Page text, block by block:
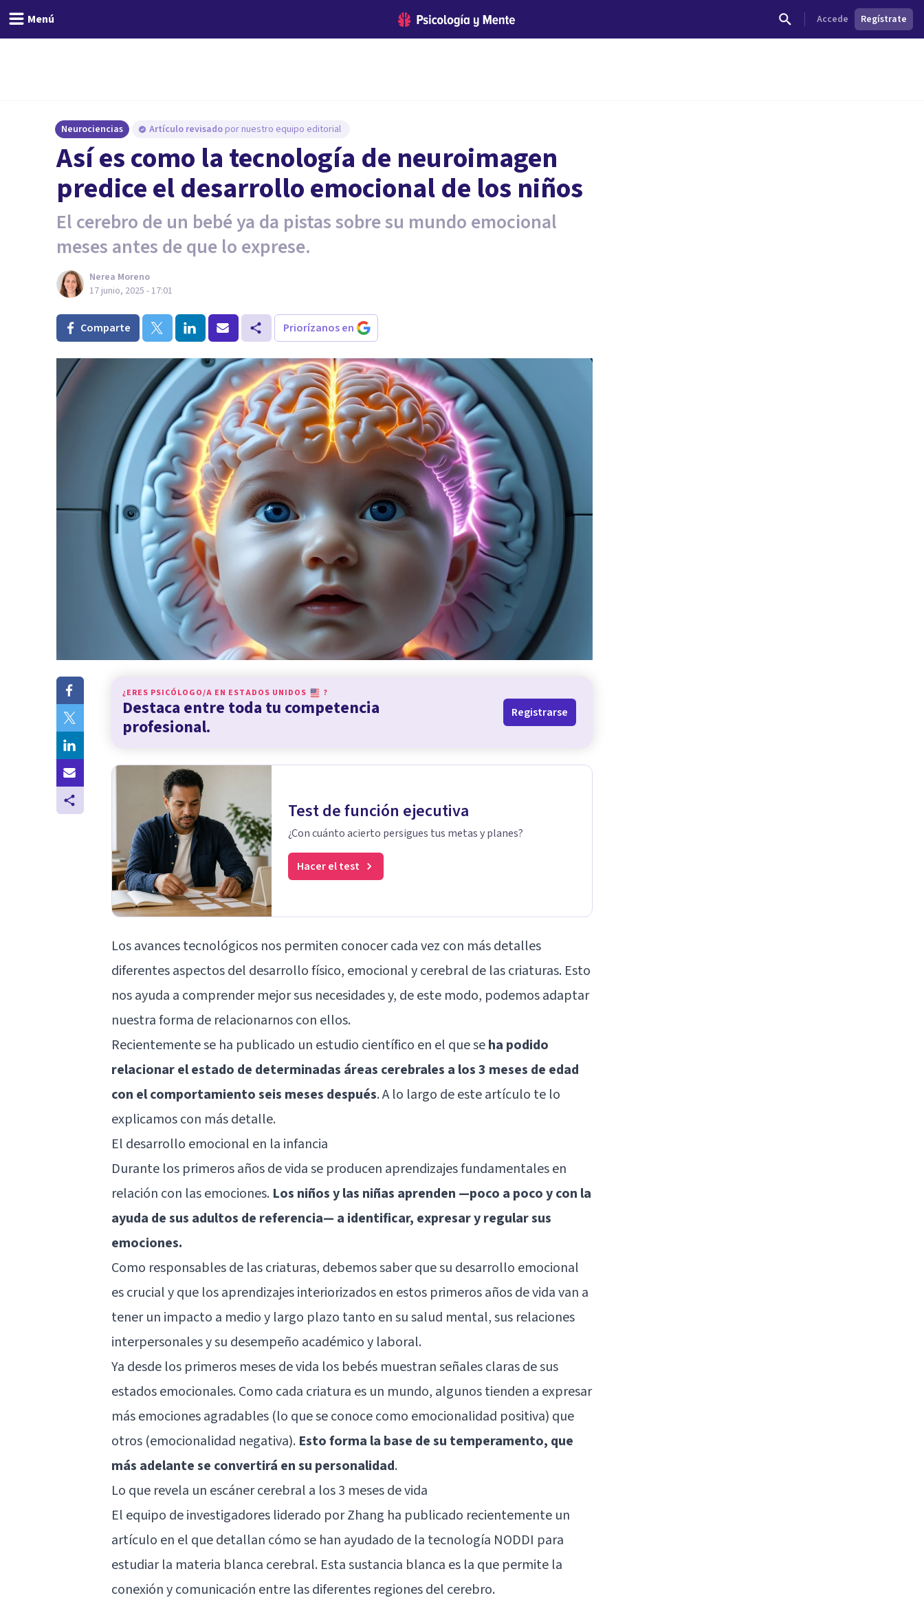
Menú Accede Regístrate
Neurociencias Artículo revisado por nuestro equipo editorial
Así es como la tecnología de neuroimagen
predice el desarrollo emocional de los niños
El cerebro de un bebé ya da pistas sobre su mundo emocional
meses antes de que lo exprese.
Nerea Moreno
17 junio, 2025 - 17:01
Comparte Priorízanos en
¿ERES PSICÓLOGO/A EN ESTADOS UNIDOS ?
Destaca entre toda tu competencia
profesional.
Registrarse
Test de función ejecutiva
¿Con cuánto acierto persigues tus metas y planes?
Hacer el test
Los avances tecnológicos nos permiten conocer cada vez con más detalles
diferentes aspectos del desarrollo físico, emocional y cerebral de las criaturas. Esto
nos ayuda a comprender mejor sus necesidades y, de este modo, podemos adaptar
nuestra forma de relacionarnos con ellos.
Recientemente se ha publicado un estudio científico en el que seha podido
relacionar el estado de determinadas áreas cerebrales a los 3 meses de edad
con el comportamiento seis meses después. A lo largo de este artículo te lo
explicamos con más detalle.
El desarrollo emocional en la infancia
Durante los primeros años de vida se producen aprendizajes fundamentales en
relación con las emociones. Los niños y las niñas aprenden —poco a poco y con la
ayuda de sus adultos de referencia— a identificar, expresar y regular sus
emociones.
Como responsables de las criaturas, debemos saber que su desarrollo emocional
es crucial y que los aprendizajes interiorizados en estos primeros años de vida van a
tener un impacto a medio y largo plazo tanto en su salud mental, sus relaciones
interpersonales y su desempeño académico y laboral.
Ya desde los primeros meses de vida los bebés muestran señales claras de sus
estados emocionales. Como cada criatura es un mundo, algunos tienden a expresar
más emociones agradables (lo que se conoce como emocionalidad positiva) que
otros (emocionalidad negativa). Esto forma la base de su temperamento, que
más adelante se convertirá en su personalidad.
Lo que revela un escáner cerebral a los 3 meses de vida
El equipo de investigadores liderado por Zhang ha publicado recientemente un
artículo en el que detallan cómo se han ayudado de la tecnología NODDI para
estudiar la materia blanca cerebral. Esta sustancia blanca es la que permite la
conexión y comunicación entre las diferentes regiones del cerebro.